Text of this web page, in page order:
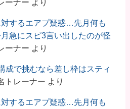
ーナー より
対するエアプ疑惑…先月何も
急にスピ3言い出したのが怪
ーナー より
成で挑むなら差し枠はスティ
トレーナー より
対するエアプ疑惑…先月何も